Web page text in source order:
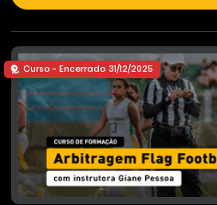
Curso - Encerrado 31/12/2025